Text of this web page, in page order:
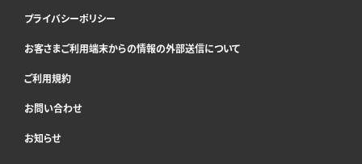
プライバシーポリシー
お客さまご利用端末からの情報の外部送信について
ご利用規約
お問い合わせ
お知らせ